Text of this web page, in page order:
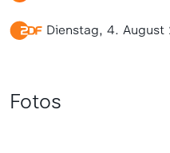
Dienstag, 4.
Fotos